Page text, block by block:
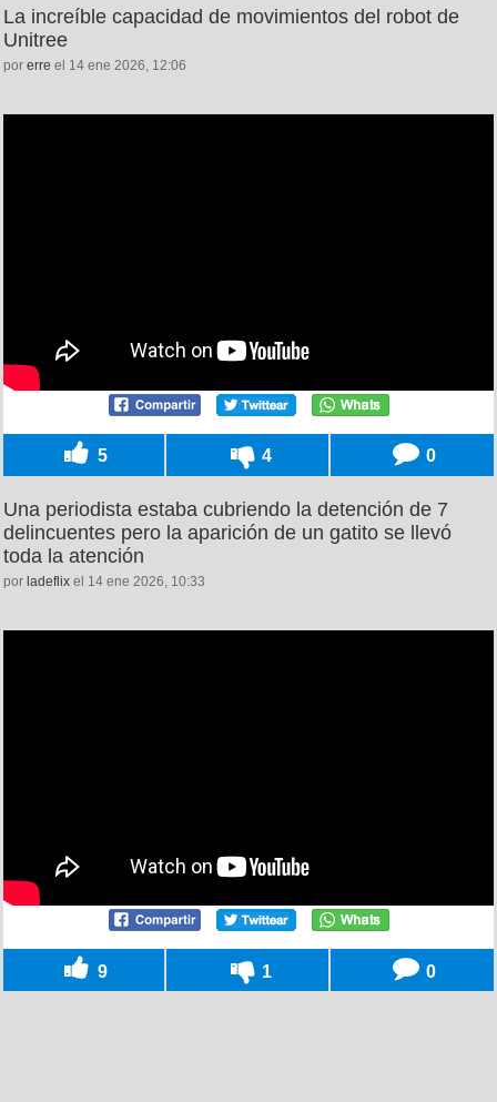
La increíble capacidad de movimientos del robot de
Unitree
por erre el 14 ene 2026, 12:06
5 4 0
Una periodista estaba cubriendo la detención de 7
delincuentes pero la aparición de un gatito se llevó
toda la atención
por ladeflix el 14 ene 2026, 10:33
9 1 0